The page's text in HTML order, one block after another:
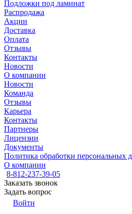
Подложки под ламинат
Распродажа
Акции
Доставка
Оплата
Отзывы
Контакты
Новости
О компании
Новости
Команда
Отзывы
Карьера
Контакты
Партнеры
Лицензии
Документы
Политика обработки персональных
О компании
8-812-237-39-05
Заказать звонок
Задать вопрос
Войти